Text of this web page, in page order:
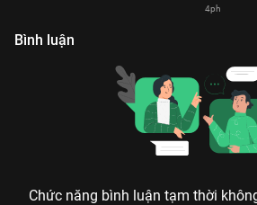
4ph
Bình luận
Chức năng bình luận tạm thời